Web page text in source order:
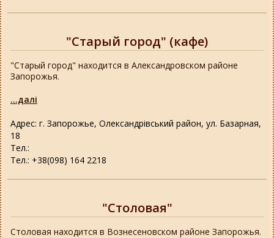
"Старый город" (кафе)
Адрес: г. Запорожье, Олександрівський район, ул. Базарная,
18
Тел.:
Тел.: +38(098) 164 2218
"Старый город" находится в Александровском районе
Запорожья.
...далі
"Столовая"
Столовая находится в Вознесеновском районе Запорожья.